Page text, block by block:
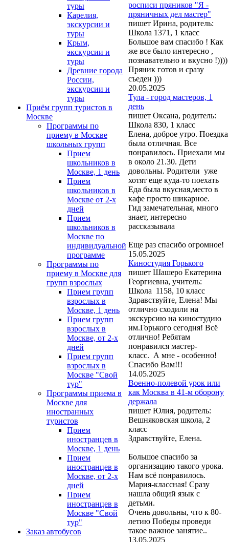
туры
Карелия,
экскурсии и
туры
Крым,
экскурсии и
туры
Древние города
России,
экскурсии и
туры
Приём групп туристов в
Москве
Программы по
приему в Москве
школьных групп
Прием
школьников в
Москве, 1 день
Прием
школьников в
Москве от 2-х
дней
Прием
школьников в
Москве по
индивидуальной
программе
Программы по
приему в Москве для
групп взрослых
Прием групп
взрослых в
Москве, 1 день
Прием групп
взрослых в
Москве, от 2-х
дней
Прием групп
взрослых в
Москве "Свой
тур"
Программы приема в
Москве для
иностранных
туристов
Прием
иностранцев в
Москве, 1 день
Прием
иностранцев в
Москве, от 2-х
дней
Прием
иностранцев в
Москве "Свой
тур"
Заказ автобусов
росписи пряников "Я -
пряничных дел мастер"
пишет Ирина, родитель:
Школа 1371, 1 класс
Большое вам спасибо ! Как
же все было интересно ,
познавательно и вкусно !))))
Пряник готов и сразу
съеден )))
20.05.2025
Тула - город мастеров, 1
день
пишет Оксана, родитель:
Школа 830, 1 класс
Елена, доброе утро. Поездка
была отличная. Все
понравилось. Приехали мы
в около 21.30. Дети
довольны. Родители уже
хотят еще куда-то поехать
Еда была вкусная,место в
кафе просто шикарное.
Гид замечательная, много
знает, интересно
рассказывала
Еще раз спасибо огромное!
15.05.2025
Киностудия Горького
пишет Шашеро Екатерина
Георгиевна, учитель:
Школа 1158, 10 класс
Здравствуйте, Елена! Мы
отлично сходили на
экскурсию на киностудию
им.Горького сегодня! Всё
отлично! Ребятам
понравился мастер-
класс. А мне - особенно!
Спасибо Вам!!!
14.05.2025
Военно-полевой урок или
как Москва в 41-м оборону
держала
пишет Юлия, родитель:
Вешняковская школа, 2
класс
Здравствуйте, Елена.
Большое спасибо за
организацию такого урока.
Нам всё понравилось.
Мария-классная! Сразу
нашла общий язык с
детьми.
Очень довольны, что к 80-
летию Победы проведи
такое важное занятие..
13.05.2025